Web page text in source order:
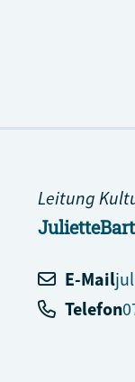
Juliette
Leitung
E-Mail
Telefon